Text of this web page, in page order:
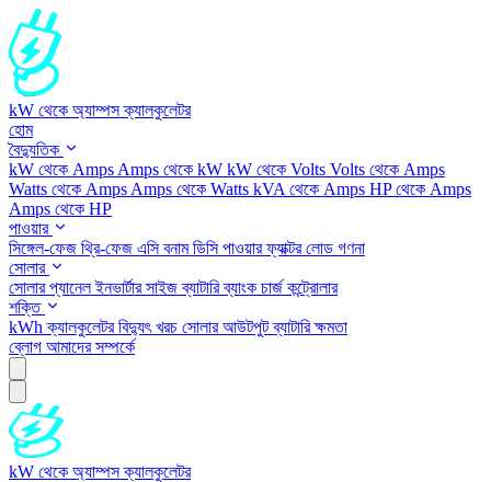
kW থেকে অ্যাম্পস ক্যালকুলেটর
হোম
বৈদ্যুতিক
kW থেকে Amps Amps থেকে kW kW থেকে Volts Volts থেকে Amps
Watts থেকে Amps Amps থেকে Watts kVA থেকে Amps HP থেকে Amps
Amps থেকে HP
পাওয়ার
সিঙ্গেল-ফেজ থ্রি-ফেজ এসি বনাম ডিসিপাওয়ার ফ্যাক্টরলোড গণনা
সোলার
সোলার প্যানেলইনভার্টার সাইজব্যাটারি ব্যাংক চার্জ কন্ট্রোলার
শক্তি
kWh ক্যালকুলেটরবিদ্যুৎ খরচ সোলার আউটপুটব্যাটারি ক্ষমতা
ব্লোগ আমাদের সম্পর্কে
kW থেকে অ্যাম্পস ক্যালকুলেটর